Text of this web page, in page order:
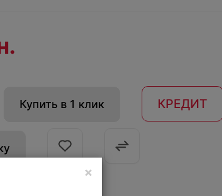
×
Купить в 1 клик КРЕДИТ